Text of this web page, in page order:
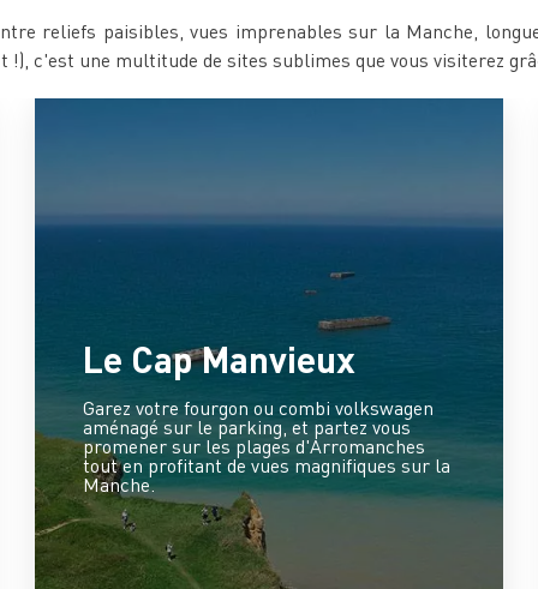
reliefs paisibles, vues imprenables sur la Manche,
c'est une multitude de sites sublimes que vous visiterez
Le Cap Manvieux
Garez votre fourgon ou combi volkswagen
aménagé sur le parking, et partez vous
promener sur les plages d'Arromanches
tout en profitant de vues magnifiques sur la
Manche.